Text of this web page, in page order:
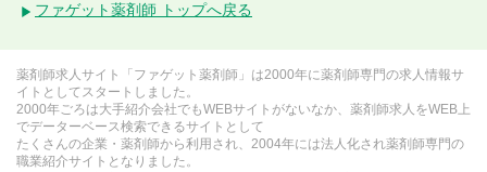
ファゲット薬剤師 トップへ戻る
薬剤師求人サイト「ファゲット薬剤師」は2000年に薬剤師専門の求人情報サ
イトとしてスタートしました。
2000年ごろは大手紹介会社でもWEBサイトがないなか、薬剤師求人をWEB上
でデーターベース検索できるサイトとして
たくさんの企業・薬剤師から利用され、2004年には法人化され薬剤師専門の
職業紹介サイトとなりました。